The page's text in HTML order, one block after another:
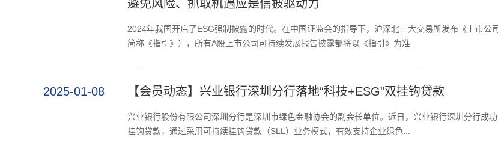
避免风险、抓取机遇应是信披驱动力
2024年我国开启了ESG强制披露的时代。在中国证监会的指导下，沪深北三大交易所发布《上市
简称《指引》），所有A股上市公司可持续发展报告披露都将以《指引》为准...
2025-01-08 【会员动态】兴业银行深圳分行落地“科技+ESG”双挂钩贷款
兴业银行股份有限公司深圳分行是深圳市绿色金融协会的副会长单位。近日，兴业银行深圳分行成
挂钩贷款，通过采用可持续挂钩贷款（SLL）业务模式，有效支持企业绿色...